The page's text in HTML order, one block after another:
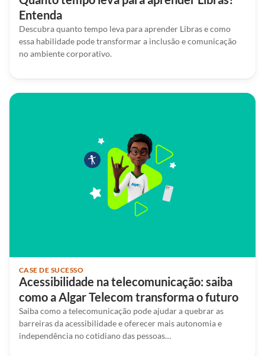
Entenda
Descubra quanto tempo leva para aprender Libras e como
essa habilidade pode transformar a inclusão e comunicação
no ambiente corporativo.
CASE DE SUCESSO
Acessibilidade na telecomunicação: saiba
como a Algar Telecom transforma o futuro
Saiba como a telecomunicação pode ajudar a quebrar as
barreiras da acessibilidade e oferecer mais autonomia e
independência no cotidiano das pessoas…